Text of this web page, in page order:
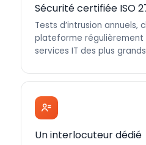
Sécurité certifiée ISO
Tests d’intrusion annuels,
plateforme régulièrement
services IT des plus
Un interlocuteur dédié